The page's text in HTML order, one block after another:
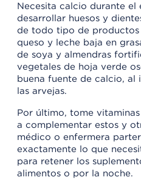
Necesita calcio durante el
desarrollar huesos y
de todo tipo de productos
queso y leche baja en
de soya y almendras
vegetales de hoja verde
buena fuente de calcio, al
las arvejas.
Por último, tome
a complementar estos y
médico o enfermera
exactamente lo que
para retener los
alimentos o por la noche.